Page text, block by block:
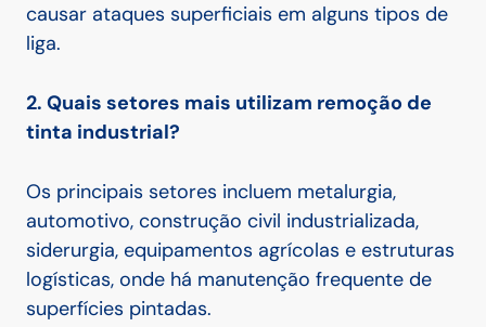
causar ataques superficiais em alguns tipos de
liga.
2. Quais setores mais utilizam remoção de
tinta industrial?
Os principais setores incluem metalurgia,
automotivo, construção civil industrializada,
siderurgia, equipamentos agrícolas e estruturas
logísticas, onde há manutenção frequente de
superfícies pintadas.